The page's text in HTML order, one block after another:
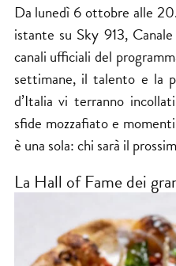
Da lunedì 6 ottobre alle
istante su Sky 913,
canali ufficiali del
settimane, il talento e la
d’Italia vi terranno
sfide mozzafiato e
è una sola: chi sarà il
La Hall of Fame dei